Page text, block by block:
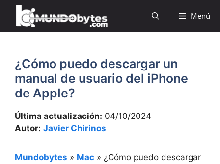
Saltar
contenido
Menú
¿Cómo puedo descargar un
manual de usuario del iPhone
de Apple?
Última actualización: 04/10/2024
Autor: Javier Chirinos
Mundobytes » Mac » ¿Cómo puedo descargar